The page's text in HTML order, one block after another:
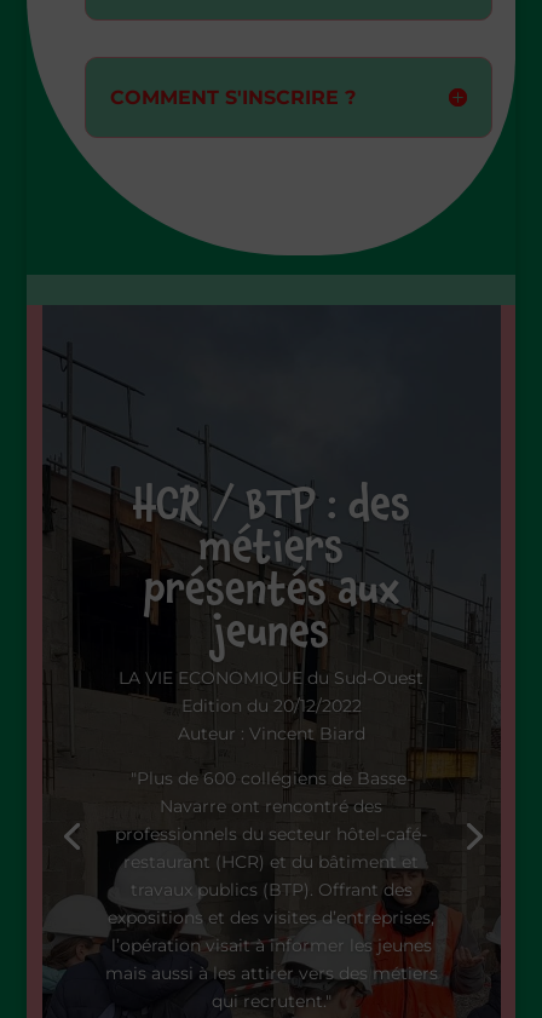
COMMENT S'INSCRIRE ?
HCR / BTP : des
métiers
présentés aux
jeunes
LA VIE ECONOMIQUE du Sud-Ouest
Edition du 20/12/2022
Auteur : Vincent Biard
"Plus de 600 collégiens de Basse-
Navarre ont rencontré des
professionnels du secteur hôtel-café-
restaurant (HCR) et du bâtiment et
travaux publics (BTP). Offrant des
expositions et des visites d’entreprises,
l’opération visait à informer les jeunes
mais aussi à les attirer vers des métiers
qui recrutent."